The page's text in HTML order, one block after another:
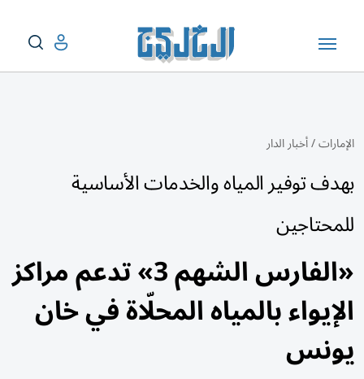
الإمارات/أخبار الدار
بهدف توفير المياه والخدمات الأساسية
للمحتاجين
«الفارس الشهم 3» تدعم مراكز
الإيواء بالمياه المحلّاة في خان
يونس